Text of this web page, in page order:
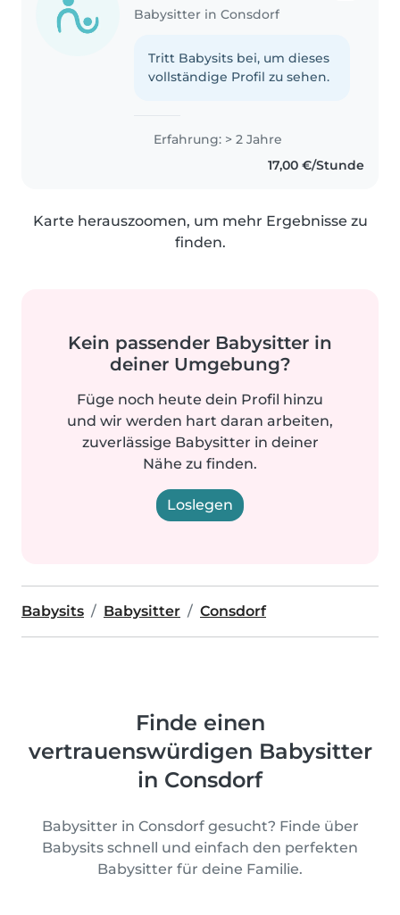
Babysitter in Consdorf
Tritt Babysits bei, um dieses
vollständige Profil zu sehen.
Erfahrung: > 2 Jahre
17,00 €/Stunde
Karte herauszoomen, um mehr Ergebnisse zu
finden.
Kein passender Babysitter in
deiner Umgebung?
Füge noch heute dein Profil hinzu
und wir werden hart daran arbeiten,
zuverlässige Babysitter in deiner
Nähe zu finden.
Loslegen
Babysits Babysitter Consdorf
Finde einen
vertrauenswürdigen Babysitter
in Consdorf
Babysitter in Consdorf gesucht? Finde über
Babysits schnell und einfach den perfekten
Babysitter für deine Familie.